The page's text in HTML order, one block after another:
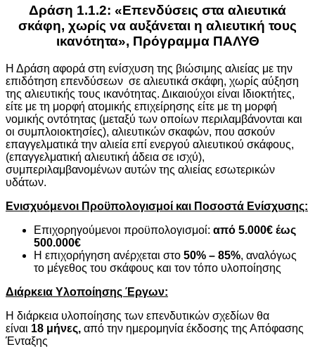
Δράση 1.1.2: «Επενδύσεις στα αλιευτικά
σκάφη, χωρίς να αυξάνεται η αλιευτική τους
ικανότητα», Πρόγραμμα ΠΑΛΥΘ
Η Δράση αφορά στη ενίσχυση της βιώσιμης αλιείας με την
επιδότηση επενδύσεων σε αλιευτικά σκάφη, χωρίς αύξηση
της αλιευτικής τους ικανότητας. Δικαιούχοι είναι Ιδιοκτήτες,
είτε με τη μορφή ατομικής επιχείρησης είτε με τη μορφή
νομικής οντότητας (μεταξύ των οποίων περιλαμβάνονται και
οι συμπλοιοκτησίες), αλιευτικών σκαφών, που ασκούν
επαγγελματικά την αλιεία επί ενεργού αλιευτικού σκάφους,
(επαγγελματική αλιευτική άδεια σε ισχύ),
συμπεριλαμβανομένων αυτών της αλιείας εσωτερικών
υδάτων.
Ενισχυόμενοι Προϋπολογισμοί και Ποσοστά Ενίσχυσης:
Επιχορηγούμενοι προϋπολογισμοί: από 5.000€ έως
500.000€
H επιχορήγηση ανέρχεται στο 50% – 85%, αναλόγως
το μέγεθος του σκάφους και τον τόπο υλοποίησης
Διάρκεια Υλοποίησης Έργων:
Η διάρκεια υλοποίησης των επενδυτικών σχεδίων θα
είναι 18 μήνες, από την ημερομηνία έκδοσης της Απόφασης
Ένταξης